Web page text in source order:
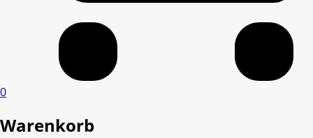
0
Warenkorb